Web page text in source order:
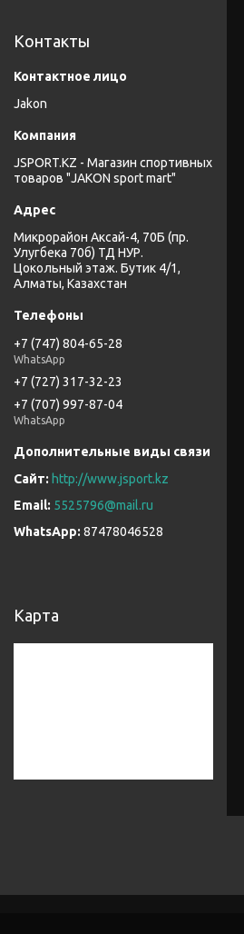
Контакты
Jakon
JSPORT.KZ - Магазин спортивных
товаров "JAKON sport mart"
Микрорайон Аксай-4, 70Б (пр.
Улугбека 70б) ТД НУР.
Цокольный этаж. Бутик 4/1,
Алматы, Казахстан
+7 (747) 804-65-28
WhatsApp
+7 (727) 317-32-23
+7 (707) 997-87-04
WhatsApp
http://www.jsport.kz
5525796@mail.ru
87478046528
Карта